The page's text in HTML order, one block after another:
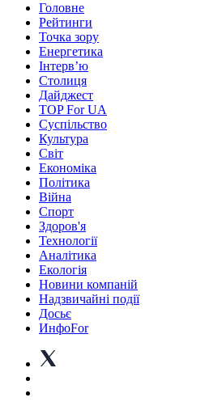
Головне
Рейтинги
Точка зору
Енергетика
Інтерв’ю
Столиця
Дайджест
TOP For UA
Суспiльство
Культура
Світ
Економіка
Політика
Війна
Спорт
Здоров'я
Технології
Аналітика
Екологія
Новини компаній
Надзвичайні події
Досьє
ИнфоFor